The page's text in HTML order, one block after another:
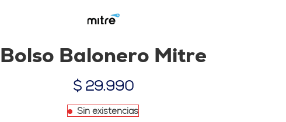
Bolso Balonero Mitre
$29.990
Sin existencias